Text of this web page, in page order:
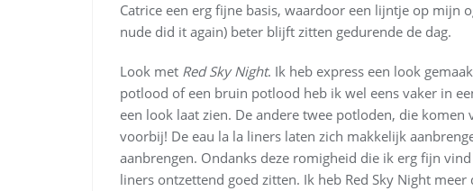
Catrice een erg fijne basis, waardoor een lijntje op mijn
nude did it again) beter blijft zitten gedurende de dag.
Look met Red Sky Night. Ik heb express een look
potlood of een bruin potlood heb ik wel eens vaker in
een look laat zien. De andere twee potloden, die komen
voorbij! De eau la la liners laten zich makkelijk
aanbrengen. Ondanks deze romigheid die ik erg fijn
liners ontzettend goed zitten. Ik heb Red Sky Night